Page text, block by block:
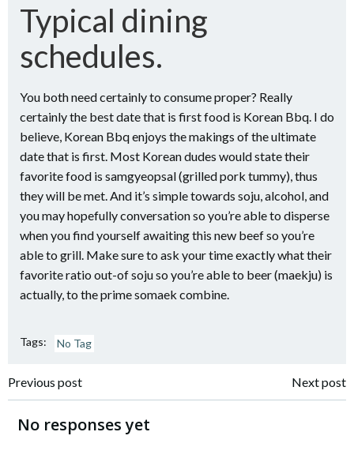
Typical dining
schedules.
You both need certainly to consume proper? Really
certainly the best date that is first food is Korean Bbq. I do
believe, Korean Bbq enjoys the makings of the ultimate
date that is first. Most Korean dudes would state their
favorite food is samgyeopsal (grilled pork tummy), thus
they will be met. And it’s simple towards soju, alcohol, and
you may hopefully conversation so you’re able to disperse
when you find yourself awaiting this new beef so you’re
able to grill. Make sure to ask your time exactly what their
favorite ratio out-of soju so you’re able to beer (maekju) is
actually, to the prime somaek combine.
Tags: No Tag
Navigazione
articoli
Previous post
Navigazione
Next post
No responses yet